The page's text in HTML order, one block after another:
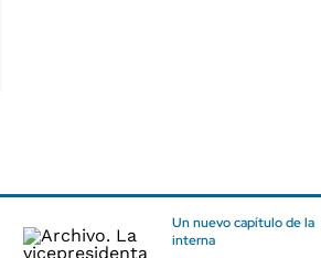
Un nuevo capítulo de la
interna